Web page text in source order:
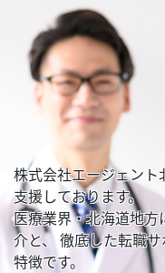
株式会社エージェン
支援しております。
医療業界・北海道地
介と、 徹底した転職
特徴です。